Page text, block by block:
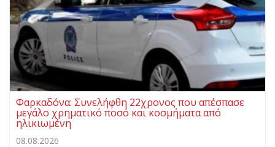
Φαρκαδόνα: Συνελήφθη 22χρονος που απέσπασε
μεγάλο χρηματικό ποσό και κοσμήματα από
ηλικιωμένη
08.08.2026